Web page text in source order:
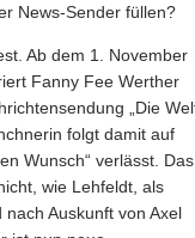
News-Sender füllen?
Ab dem 1. November
Fanny Fee Werther
„Die
folgt damit auf
Wunsch“ verlässt. Das
wie Lehfeldt, als
Auskunft von Axel